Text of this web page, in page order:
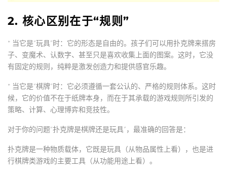
2. 核心区别在于“规则”
* 当它是“玩具”时：它的形态是自由的。孩子们可以用扑克牌来搭房
子、变魔术、认数字、甚至只是喜欢收集上面的图案。这时，它没
有固定的规则，纯粹是激发创造力和提供感官乐趣。
* 当它是“棋牌”时：它必须遵循一套公认的、严格的规则体系。这时
候，它的价值不在于纸牌本身，而在于其承载的游戏规则所引发的
策略、计算、心理博弈和竞技性。
对于你的问题“扑克牌是棋牌还是玩具”，最准确的回答是：
扑克牌是一种物质载体，它既是玩具 （从物品属性上看），也是进
行棋牌类游戏的主要工具（从功能用途上看）。